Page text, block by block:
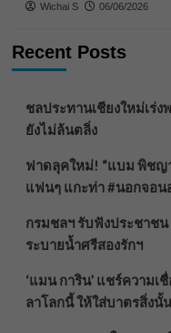
Wichai S 06/06/2026
Recent Posts
ชลประทานเชียงใหม่เร่
ยังไม่ล้นตลิ่ง
ฟาดลุคใหม่! “แบม พิชญ
แฟนๆ แกะท่า #นอกจอน
กรมชลฯ รับฟังประชาช
ระบายน้ำศรีสองรักฯ
‘แมน การิน’ แชร์ความ
ลาโลกนี้ ให้ใส่บาตรสิ่งนั้